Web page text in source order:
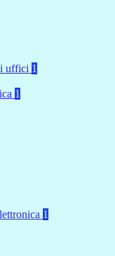
uffici 1
1
1